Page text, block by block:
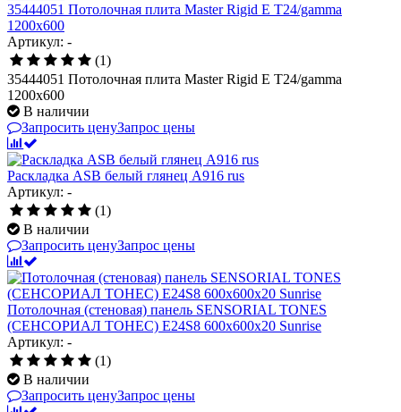
35444051 Потолочная плита Master Rigid E T24/gamma
1200x600
Артикул: -
(1)
35444051 Потолочная плита Master Rigid E T24/gamma
1200x600
В наличии
Запросить ценуЗапрос цены
Раскладка ASB белый глянец А916 rus
Артикул: -
(1)
В наличии
Запросить ценуЗапрос цены
Потолочная (стеновая) панель SENSORIAL TONES
(СЕНСОРИАЛ ТОНЕС) E24S8 600x600x20 Sunrise
Артикул: -
(1)
В наличии
Запросить ценуЗапрос цены